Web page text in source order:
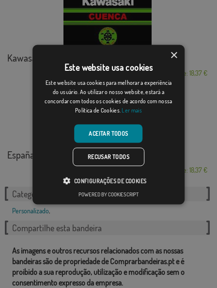
Kawasaki comunity ...
Desde: 18,37 €
España Grupo de O...
Desde: 18,37 €
Categorias relacionadas:
Personalizado,
Compartilhe esta bandeira
As imagens e outros recursos relacionados com as nossas
bandeiras são de propriedade de Comprarbandeiras.pt e é
proibido a sua reprodução, utilização e modificação sem o
consentimento expresso da empresa.
×
Este website usa cookies
Este website usa cookies para melhorar a experiência
do usuário. Ao utilizar o nosso website, estará a
concordar com todos os cookies de acordo com nossa
Política de Cookies. Ler mais
ACEITAR TODOS
RECUSAR TODOS
CONFIGURAÇÕES DE COOKIES
POWERED BY COOKIESCRIPT